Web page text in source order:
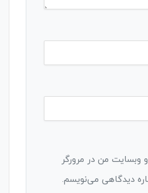
وبسایت من در مرورگر
دیدگاهی می‌نویسم.